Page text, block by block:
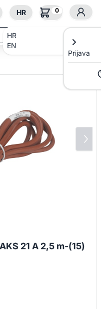
HR
HR
EN
0
Prijava
21 A 2,5 m-(15)